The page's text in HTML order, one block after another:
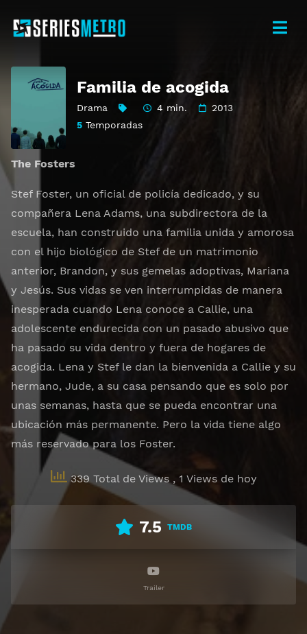
Familia de acogida
Drama 4 min.
2013
5 Temporadas
The Fosters
Stef Foster, un oficial de policía dedicado, y su
compañera Lena Adams, una subdirectora de la
escuela, han construido una familia unida y amorosa
con el hijo biológico de Stef de un matrimonio
anterior, Brandon, y sus gemelas adoptivas, Mariana
y Jesús. Sus vidas se ven interrumpidas de manera
inesperada cuando Lena conoce a Callie, una
adolescente endurecida con un pasado abusivo que
ha pasado su vida dentro y fuera de hogares de
acogida. Lena y Stef le dan la bienvenida a Callie y su
hermano, Jude, a su casa pensando que es solo por
unas semanas, hasta que se pueda encontrar una
ubicación más permanente. Pero la vida tiene algo
más reservado para los Foster.
339 Total de Views , 1 Views de hoy
7.5 TMDB
Trailer